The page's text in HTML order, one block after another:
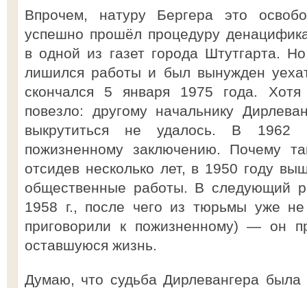
Впрочем, натуру Бергера это
успешно прошёл процедуру
в одной из газет города Штутгарта.
лишился работы и был вынужден
скончался 5 января 1975 года.
повезло: другому начальнику
выкрутиться не удалось. В 1962
пожизненному заключению. Почему
отсидев несколько лет, в 1950 году
общественные работы. В следующий
1958 г., после чего из тюрьмы уже
приговорили к пожизненному) — он
оставшуюся жизнь.
Думаю, что судьба Дирлевангера